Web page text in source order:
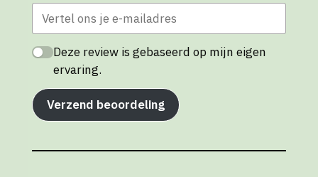
Deze review is gebaseerd op mijn eigen
ervaring.
Verzend beoordeling